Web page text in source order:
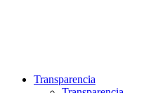
Transparencia